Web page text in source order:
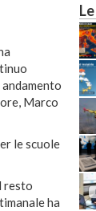
Marco
le scuole
resto
ha